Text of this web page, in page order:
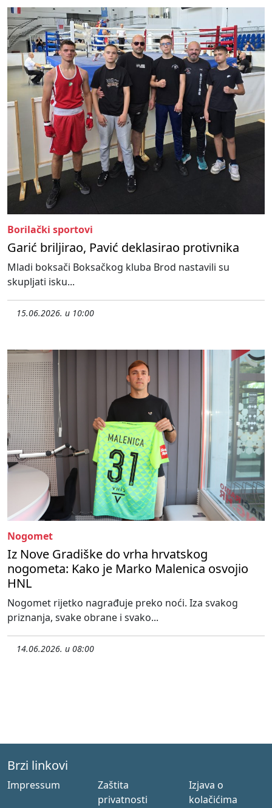
Borilački sportovi
Garić briljirao, Pavić deklasirao protivnika
Mladi boksači Boksačkog kluba Brod nastavili su
skupljati isku...
15.06.2026. u 10:00
Nogomet
Iz Nove Gradiške do vrha hrvatskog
nogometa: Kako je Marko Malenica osvojio
HNL
Nogomet rijetko nagrađuje preko noći. Iza svakog
priznanja, svake obrane i svako...
14.06.2026. u 08:00
Brzi linkovi
Impressum
Zaštita
privatnosti
Izjava o
kolačićima